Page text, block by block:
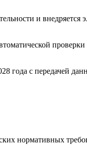
и внедряется
года с передачей
нормативных